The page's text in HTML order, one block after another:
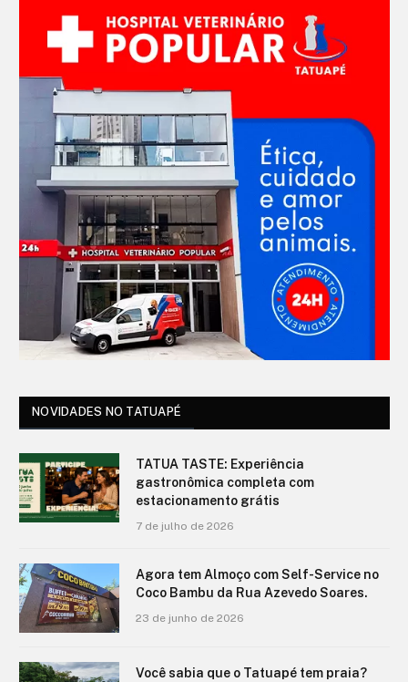
NOVIDADES NO TATUAPÉ
TATUA TASTE: Experiência
gastronômica completa com
estacionamento grátis
7 de julho de 2026
Agora tem Almoço com Self-Service no
Coco Bambu da Rua Azevedo Soares.
23 de junho de 2026
Você sabia que o Tatuapé tem praia?